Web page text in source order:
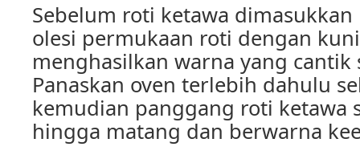
Sebelum roti ketawa dimasukkan
olesi permukaan roti dengan
menghasilkan warna yang
Panaskan oven terlebih dahulu
kemudian panggang roti ketawa
hingga matang dan berwarna